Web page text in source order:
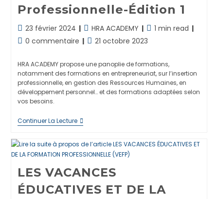
Professionnelle-Édition 1
Dernière
modification
publication :
23 février 2024
Post
category:
HRA ACADEMY
Temps
de
1 min read
Commentaires
la
publication :
0 commentaire
Publication
21 octobre 2023
HRA ACADEMY propose une panoplie de formations,
notamment des formations en entrepreneuriat, sur l’insertion
professionnelle, en gestion des Ressources Humaines, en
développement personnel… et des formations adaptées selon
vos besoins.
Continuer La LectureClôture
Des
Éducatives
Et
La
Formation
Professionnelle-
Édition
LES VACANCES
ÉDUCATIVES ET DE LA